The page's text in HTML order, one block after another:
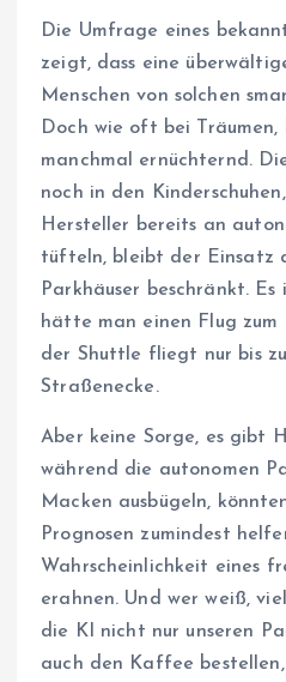
Die Umfrage eines
zeigt, dass eine
Menschen von solchen
Doch wie oft bei
manchmal ernüchternd.
noch in den
Hersteller bereits an
tüfteln, bleibt der Einsatz
Parkhäuser beschränkt. Es
hätte man einen Flug zum
der Shuttle fliegt nur bis
Straßenecke.
Aber keine Sorge, es gibt
während die autonomen
Macken ausbügeln,
Prognosen zumindest
Wahrscheinlichkeit eines
erahnen. Und wer weiß,
die KI nicht nur unseren
auch den Kaffee